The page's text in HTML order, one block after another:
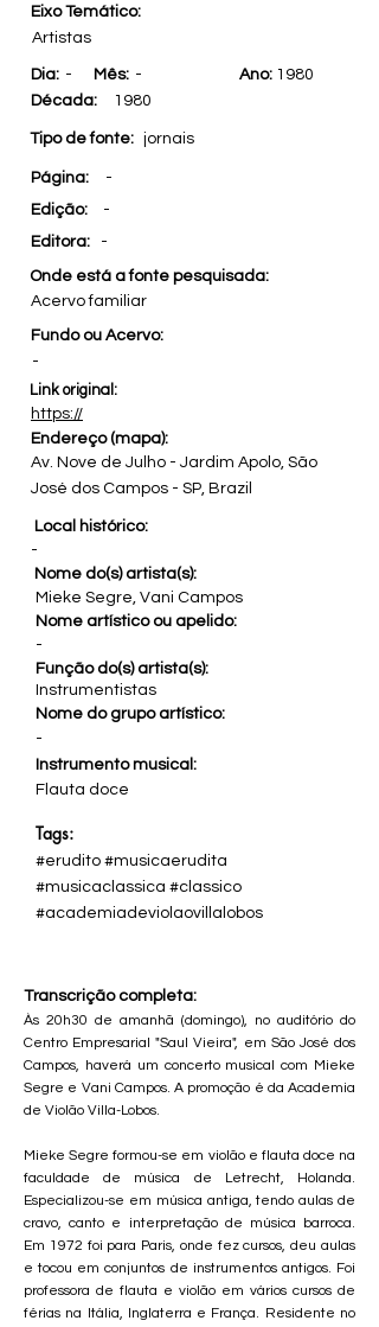
Eixo Temático:
Artistas
Dia: - Mês: - Ano:1980
Década:
1980
Tipo de fonte: jornais
Página:
-
Edição:
-
Editora:
-
Onde está a fonte pesquisada:
Acervo familiar
Fundo ou Acervo:
-
Link original:
https://
Endereço (mapa):
Av. Nove de Julho - Jardim Apolo, São
José dos Campos - SP, Brazil
Local histórico:
-
Nome do(s) artista(s):
Mieke Segre, Vani Campos
Nome artístico ou apelido:
-
Função do(s) artista(s):
Instrumentistas
Nome do grupo artístico:
-
Instrumento musical:
Flauta doce
Tags:
#erudito #musicaerudita
#musicaclassica #classico
#academiadeviolaovillalobos
Transcrição completa:
Às 20h30 de amanhã (domingo), no auditório do
Centro Empresarial "Saul Vieira", em São José dos
Campos, haverá um concerto musical com Mieke
Segre e Vani Campos. A promoção é da Academia
de Violão Villa-Lobos.
Mieke Segre formou-se em violão e flauta doce na
faculdade de música de Letrecht, Holanda.
Especializou-se em música antiga, tendo aulas de
cravo, canto e interpretação de música barroca.
Em 1972 foi para Paris, onde fez cursos, deu aulas
e tocou em conjuntos de instrumentos antigos. Foi
professora de flauta e violão em vários cursos de
férias na Itália, Inglaterra e França. Residente no